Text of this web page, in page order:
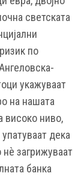
светската
по
укажуваат
на нашата
високо ниво,
дека
загрижуваат
банка